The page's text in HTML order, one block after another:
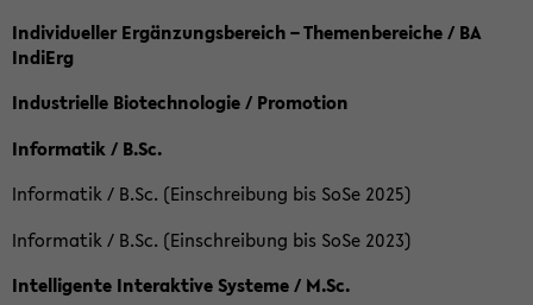
Individueller Ergänzungsbereich – Themenbereiche / BA
IndiErg
Industrielle Biotechnologie / Promotion
Informatik / B.Sc.
Informatik / B.Sc. (Einschreibung bis SoSe 2025)
Informatik / B.Sc. (Einschreibung bis SoSe 2023)
Intelligente Interaktive Systeme / M.Sc.